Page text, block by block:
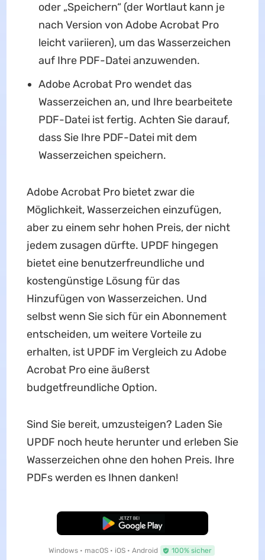
oder „Speichern“ (der Wortlaut kann je
nach Version von Adobe Acrobat Pro
leicht variieren), um das Wasserzeichen
auf Ihre PDF-Datei anzuwenden.
Adobe Acrobat Pro wendet das
Wasserzeichen an, und Ihre bearbeitete
PDF-Datei ist fertig. Achten Sie darauf,
dass Sie Ihre PDF-Datei mit dem
Wasserzeichen speichern.
Adobe Acrobat Pro bietet zwar die
Möglichkeit, Wasserzeichen einzufügen,
aber zu einem sehr hohen Preis, der nicht
jedem zusagen dürfte. UPDF hingegen
bietet eine benutzerfreundliche und
kostengünstige Lösung für das
Hinzufügen von Wasserzeichen. Und
selbst wenn Sie sich für ein Abonnement
entscheiden, um weitere Vorteile zu
erhalten, ist UPDF im Vergleich zu Adobe
Acrobat Pro eine äußerst
budgetfreundliche Option.
Sind Sie bereit, umzusteigen? Laden Sie
UPDF noch heute herunter und erleben Sie
Wasserzeichen ohne den hohen Preis. Ihre
PDFs werden es Ihnen danken!
Kostenloser Download
Windows • macOS • iOS • Android 100% sicher